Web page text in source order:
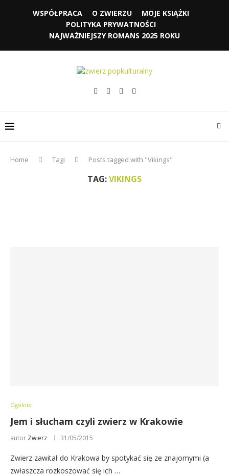
WSPÓŁPRACA O ZWIERZU
MOJE KSIĄŻKI
POLITYKA PRYWATNOŚCI
NAJWAŻNIEJSZY ROMANS 2025 ROKU
Home Tagi Posts tagged with "Vikings"
TAG:VIKINGS
Ogólnie
Jem i słucham czyli zwierz w Krakowie
autor Zwierz 31/05/2015
Zwierz zawitał do Krakowa by spotykać się ze znajomymi (a
zwłaszcza rozkoszować się ich …